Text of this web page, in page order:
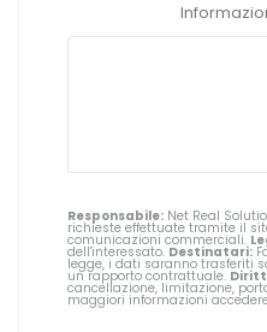
Responsabile: Net Real
richieste effettuate tramite il
comunicazioni commerciali.
dell'interessato. Destinatari:
legge, i dati saranno trasferiti
un rapporto contrattuale.
cancellazione, limitazione,
maggiori informazioni